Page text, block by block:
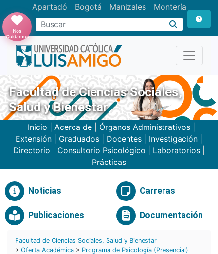
Apartadó Bogotá Manizales Montería
Buscar
Nos
Cuidamos
Facultad de Ciencias Sociales,
Salud y Bienestar
Inicio Acerca de Órganos Administrativos
Extensión
Graduados Docentes Investigación
Directorio
Consultorio Psicológico Laboratorios
Prácticas
Noticias Carreras
Publicaciones Documentación
Facultad de Ciencias Sociales, Salud y Bienestar
> Oferta Académica > Programa de Psicología (Presencial)